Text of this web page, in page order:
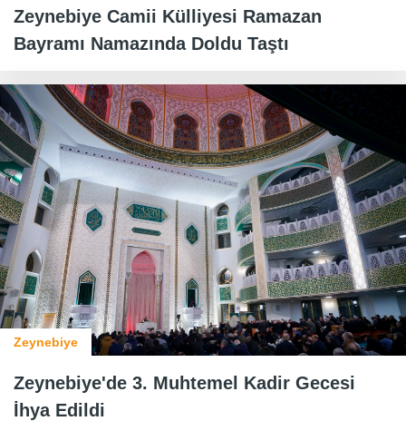
Zeynebiye Camii Külliyesi Ramazan
Bayramı Namazında Doldu Taştı
Zeynebiye
Zeynebiye'de 3. Muhtemel Kadir Gecesi
İhya Edildi